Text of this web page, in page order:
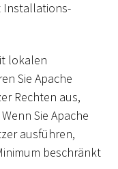
Installations-
lokalen
Sie Apache
Rechten aus,
Sie Apache
ausführen,
beschränkt